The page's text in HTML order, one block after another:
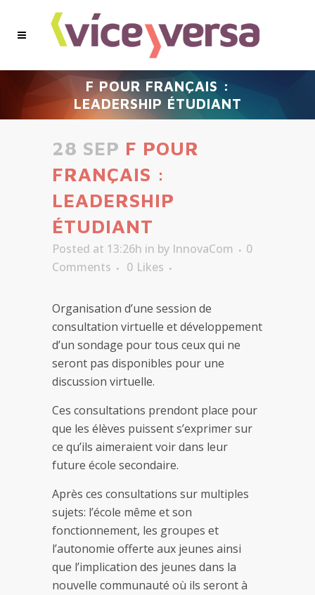
F POUR FRANÇAIS :
LEADERSHIP ÉTUDIANT
28 SEP F POUR
FRANÇAIS :
LEADERSHIP
ÉTUDIANT
Posted at 13:26h in by InnovaCom
0
Comments
0 Likes
Organisation d’une session de
consultation virtuelle et développement
d’un sondage pour tous ceux qui ne
seront pas disponibles pour une
discussion virtuelle.
Ces consultations prendont place pour
que les élèves puissent s’exprimer sur
ce qu’ils aimeraient voir dans leur
future école secondaire.
Après ces consultations sur multiples
sujets: l’école même et son
fonctionnement, les groupes et
l’autonomie offerte aux jeunes ainsi
que l’implication des jeunes dans la
nouvelle communauté où ils seront à